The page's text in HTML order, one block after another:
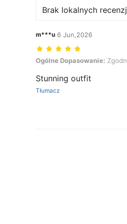
Brak lokalnych
m***u 6 Jun,2026
Ogólne Dopasowanie: Zgodny z
Ogólne Dopasowanie:
Stunning outfit
Tłumacz